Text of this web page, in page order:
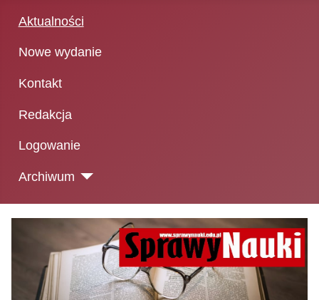
Aktualności
Nowe wydanie
Kontakt
Redakcja
Logowanie
Archiwum